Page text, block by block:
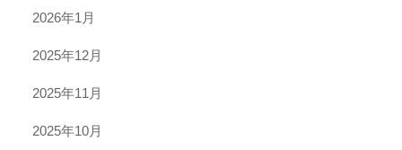
2026年1月
2025年12月
2025年11月
2025年10月